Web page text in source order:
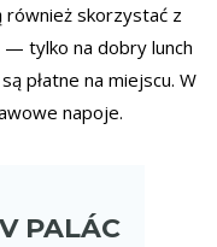
również skorzystać z
— tylko na dobry lunch
płatne na miejscu. W
napoje.
PALÁC